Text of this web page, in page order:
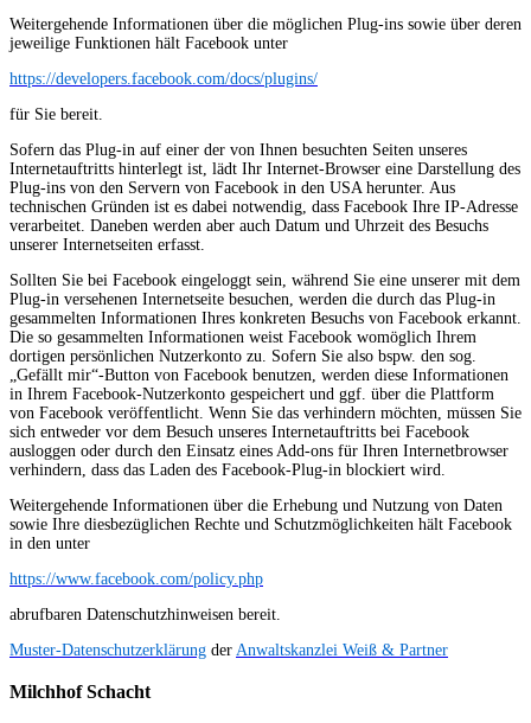
Weitergehende Informationen über die möglichen Plug-ins sowie über deren
jeweilige Funktionen hält Facebook unter
https://developers.facebook.com/docs/plugins/
für Sie bereit.
Sofern das Plug-in auf einer der von Ihnen besuchten Seiten unseres
Internetauftritts hinterlegt ist, lädt Ihr Internet-Browser eine Darstellung des
Plug-ins von den Servern von Facebook in den USA herunter. Aus
technischen Gründen ist es dabei notwendig, dass Facebook Ihre IP-Adresse
verarbeitet. Daneben werden aber auch Datum und Uhrzeit des Besuchs
unserer Internetseiten erfasst.
Sollten Sie bei Facebook eingeloggt sein, während Sie eine unserer mit dem
Plug-in versehenen Internetseite besuchen, werden die durch das Plug-in
gesammelten Informationen Ihres konkreten Besuchs von Facebook erkannt.
Die so gesammelten Informationen weist Facebook womöglich Ihrem
dortigen persönlichen Nutzerkonto zu. Sofern Sie also bspw. den sog.
„Gefällt mir“-Button von Facebook benutzen, werden diese Informationen
in Ihrem Facebook-Nutzerkonto gespeichert und ggf. über die Plattform
von Facebook veröffentlicht. Wenn Sie das verhindern möchten, müssen Sie
sich entweder vor dem Besuch unseres Internetauftritts bei Facebook
ausloggen oder durch den Einsatz eines Add-ons für Ihren Internetbrowser
verhindern, dass das Laden des Facebook-Plug-in blockiert wird.
Weitergehende Informationen über die Erhebung und Nutzung von Daten
sowie Ihre diesbezüglichen Rechte und Schutzmöglichkeiten hält Facebook
in den unter
https://www.facebook.com/policy.php
abrufbaren Datenschutzhinweisen bereit.
Muster-Datenschutzerklärung der Anwaltskanzlei Weiß & Partner
MilchhofSchacht